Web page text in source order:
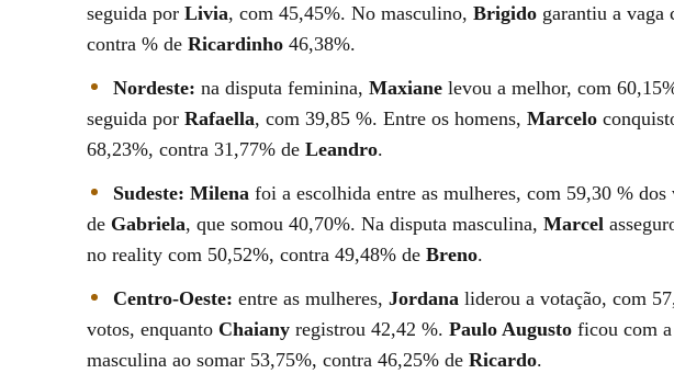
seguida por Livia, com 45,45%. No masculino, Brigido garantiu a vaga
contra % de Ricardinho 46,38%.
Nordeste: na disputa feminina, Maxiane levou a melhor, com
seguida por Rafaella, com 39,85 %. Entre os homens, Marcelo
68,23%, contra 31,77% de Leandro.
Sudeste: Milena foi a escolhida entre as mulheres, com 59,30 % dos
de Gabriela, que somou 40,70%. Na disputa masculina, Marcel
no reality com 50,52%, contra 49,48% de Breno.
Centro-Oeste: entre as mulheres, Jordana liderou a votação, com
votos, enquanto Chaiany registrou 42,42 %. Paulo Augusto ficou com a
masculina ao somar 53,75%, contra 46,25% de Ricardo.